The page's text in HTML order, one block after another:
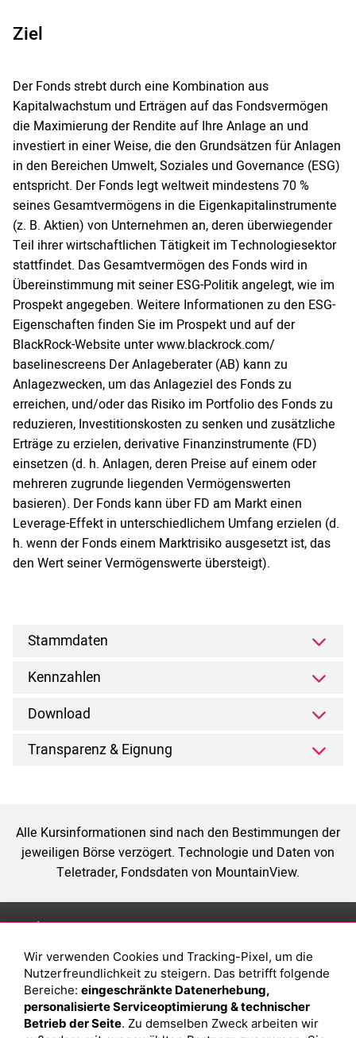
Ziel
Der Fonds strebt durch eine Kombination aus
Kapitalwachstum und Erträgen auf das Fondsvermögen
die Maximierung der Rendite auf Ihre Anlage an und
investiert in einer Weise, die den Grundsätzen für Anlagen
in den Bereichen Umwelt, Soziales und Governance (ESG)
entspricht. Der Fonds legt weltweit mindestens 70 %
seines Gesamtvermögens in die Eigenkapitalinstrumente
(z. B. Aktien) von Unternehmen an, deren überwiegender
Teil ihrer wirtschaftlichen Tätigkeit im Technologiesektor
stattfindet. Das Gesamtvermögen des Fonds wird in
Übereinstimmung mit seiner ESG-Politik angelegt, wie im
Prospekt angegeben. Weitere Informationen zu den ESG-
Eigenschaften finden Sie im Prospekt und auf der
BlackRock-Website unter www.blackrock.com/
baselinescreens Der Anlageberater (AB) kann zu
Anlagezwecken, um das Anlageziel des Fonds zu
erreichen, und/oder das Risiko im Portfolio des Fonds zu
reduzieren, Investitionskosten zu senken und zusätzliche
Erträge zu erzielen, derivative Finanzinstrumente (FD)
einsetzen (d. h. Anlagen, deren Preise auf einem oder
mehreren zugrunde liegenden Vermögenswerten
basieren). Der Fonds kann über FD am Markt einen
Leverage-Effekt in unterschiedlichem Umfang erzielen (d.
h. wenn der Fonds einem Marktrisiko ausgesetzt ist, das
den Wert seiner Vermögenswerte übersteigt).
Stammdaten
Kennzahlen
Download
Transparenz & Eignung
Alle Kursinformationen sind nach den Bestimmungen der
jeweiligen Börse verzögert. Technologie und Daten von
Teletrader, Fondsdaten von MountainView.
Anlage
Depot eröffnen
Depot vergleichen
Junior Depot
Magazin
Was sind sind ETFs?
Sparplan Vorteile
Was ist ein Fonds?
Wir verwenden Cookies und Tracking-Pixel, um die
Nutzerfreundlichkeit zu steigern. Das betrifft folgende
Bereiche: eingeschränkte Datenerhebung,
personalisierte Serviceoptimierung & technischer
Betrieb der Seite. Zu demselben Zweck arbeiten wir